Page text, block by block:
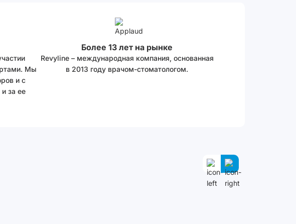
Мы
и с
за ее
Более 13 лет на рынке
Revyline – международная компания, основанная
в 2013 году врачом-стоматологом.